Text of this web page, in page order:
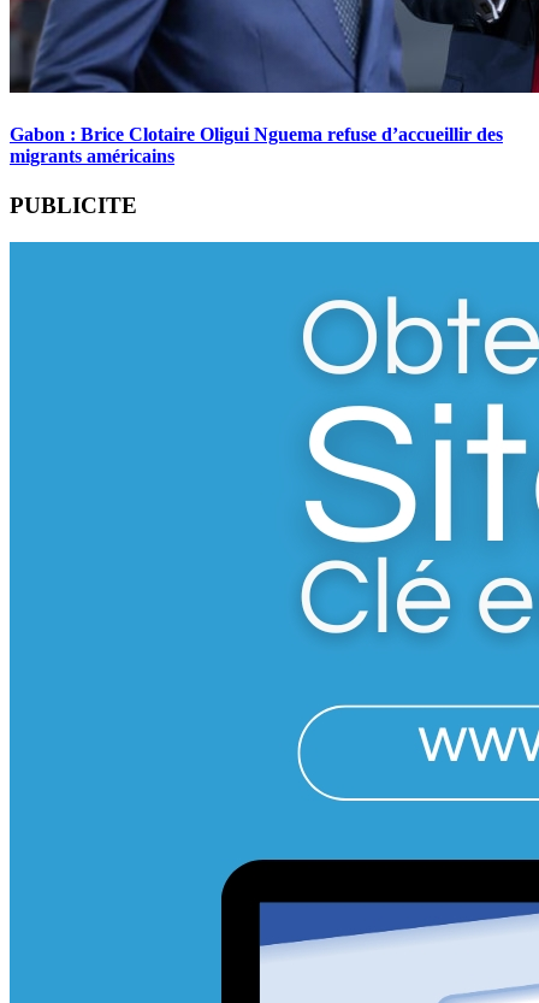
Gabon : Brice Clotaire Oligui Nguema refuse d’accueillir des
migrants américains
PUBLICITE